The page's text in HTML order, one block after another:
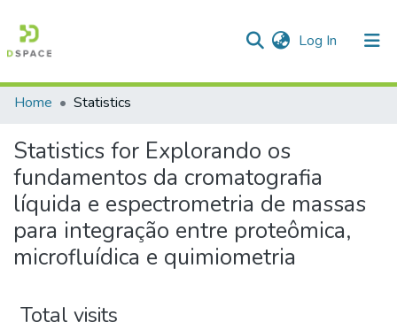
Log In (current)
All of DSpace
Home Statistics
Statistics for Explorando os
fundamentos da cromatografia
líquida e espectrometria de massas
para integração entre proteômica,
microfluídica e quimiometria
Total visits